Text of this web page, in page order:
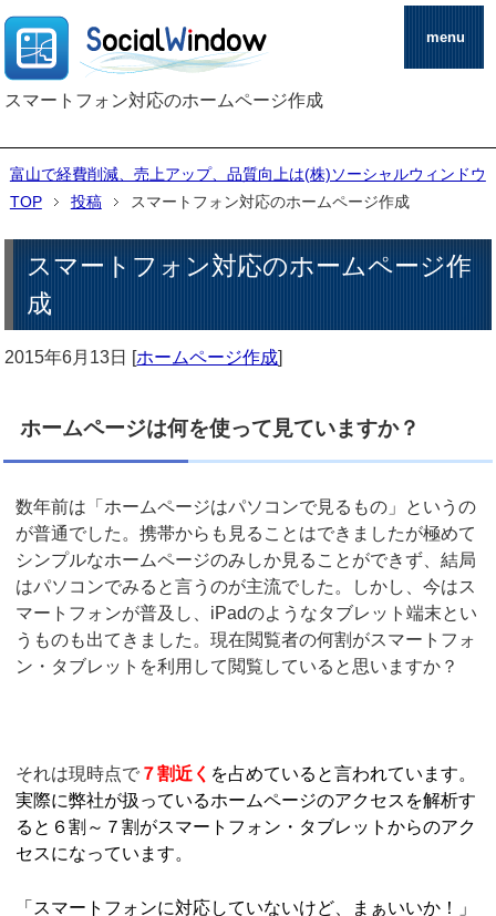
スマートフォン対応のホームページ作成
menu
富山で経費削減、売上アップ、品質向上は(株)ソーシャルウィンドウ
TOP
投稿 スマートフォン対応のホームページ作成
スマートフォン対応のホームページ作
成
2015年6月13日 [ホームページ作成]
ホームページは何を使って見ていますか？
数年前は「ホームページはパソコンで見るもの」というの
が普通でした。携帯からも見ることはできましたが極めて
シンプルなホームページのみしか見ることができず、結局
はパソコンでみると言うのが主流でした。しかし、今はス
マートフォンが普及し、iPadのようなタブレット端末とい
うものも出てきました。現在閲覧者の何割がスマートフォ
ン・タブレットを利用して閲覧していると思いますか？
それは現時点で ７割近く を占めていると言われています。
実際に弊社が扱っているホームページのアクセスを解析す
ると６割～７割がスマートフォン・タブレットからのアク
セスになっています。
「スマートフォンに対応していないけど、まぁいいか！」